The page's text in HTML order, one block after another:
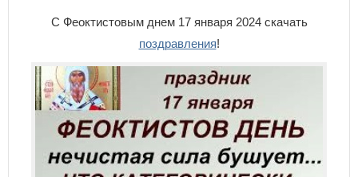
С Феоктистовым днем 17 января 2024 скачать
поздравления!